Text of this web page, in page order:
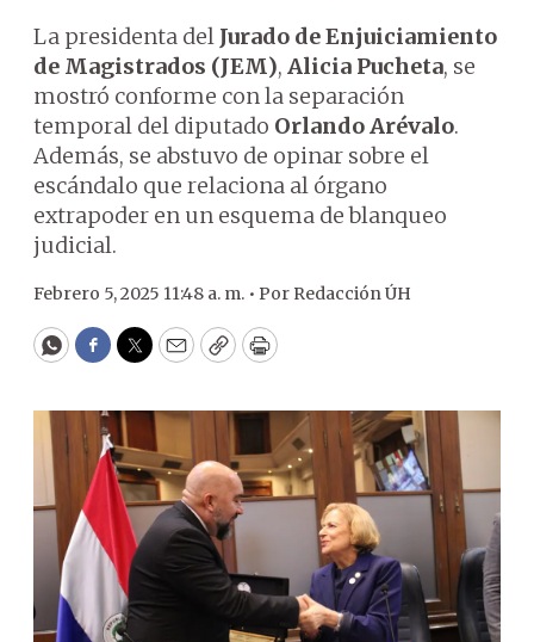
La presidenta del Jurado de Enjuiciamiento
de Magistrados (JEM), Alicia Pucheta, se
mostró conforme con la separación
temporal del diputado Orlando Arévalo.
Además, se abstuvo de opinar sobre el
escándalo que relaciona al órgano
extrapoder en un esquema de blanqueo
judicial.
Febrero 5, 2025 11:48 a. m. • Por Redacción ÚH
WhatsApp
Facebook
Twitter
EmailCopyPrint